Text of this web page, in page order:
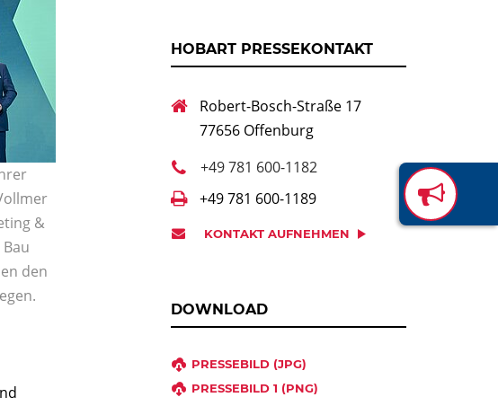
&
den
HOBART PRESSEKONTAKT
Robert-Bosch-Straße 17
77656 Offenburg
+49 781 600-1182
+49 781 600-1189
KONTAKT AUFNEHMEN
DOWNLOAD
PRESSEBILD (JPG)
PRESSEBILD 1 (PNG)